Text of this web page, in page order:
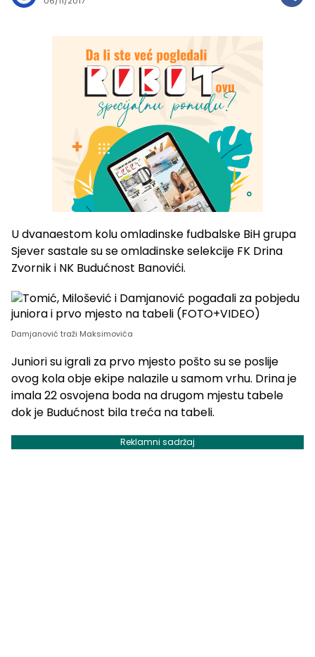
U dvanaestom kolu omladinske fudbalske BiH grupa
Sjever sastale su se omladinske selekcije FK Drina
Zvornik i NK Budućnost Banovići.
Damjanović traži Maksimovića
Juniori su igrali za prvo mjesto pošto su se poslije
ovog kola obje ekipe nalazile u samom vrhu. Drina je
imala 22 osvojena boda na drugom mjestu tabele
dok je Budućnost bila treća na tabeli.
Reklamni sadržaj